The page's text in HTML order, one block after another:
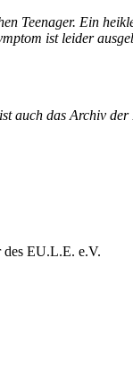
Teenager. Ein
ist leider
auch das Archiv
des EU.L.E. e.V.